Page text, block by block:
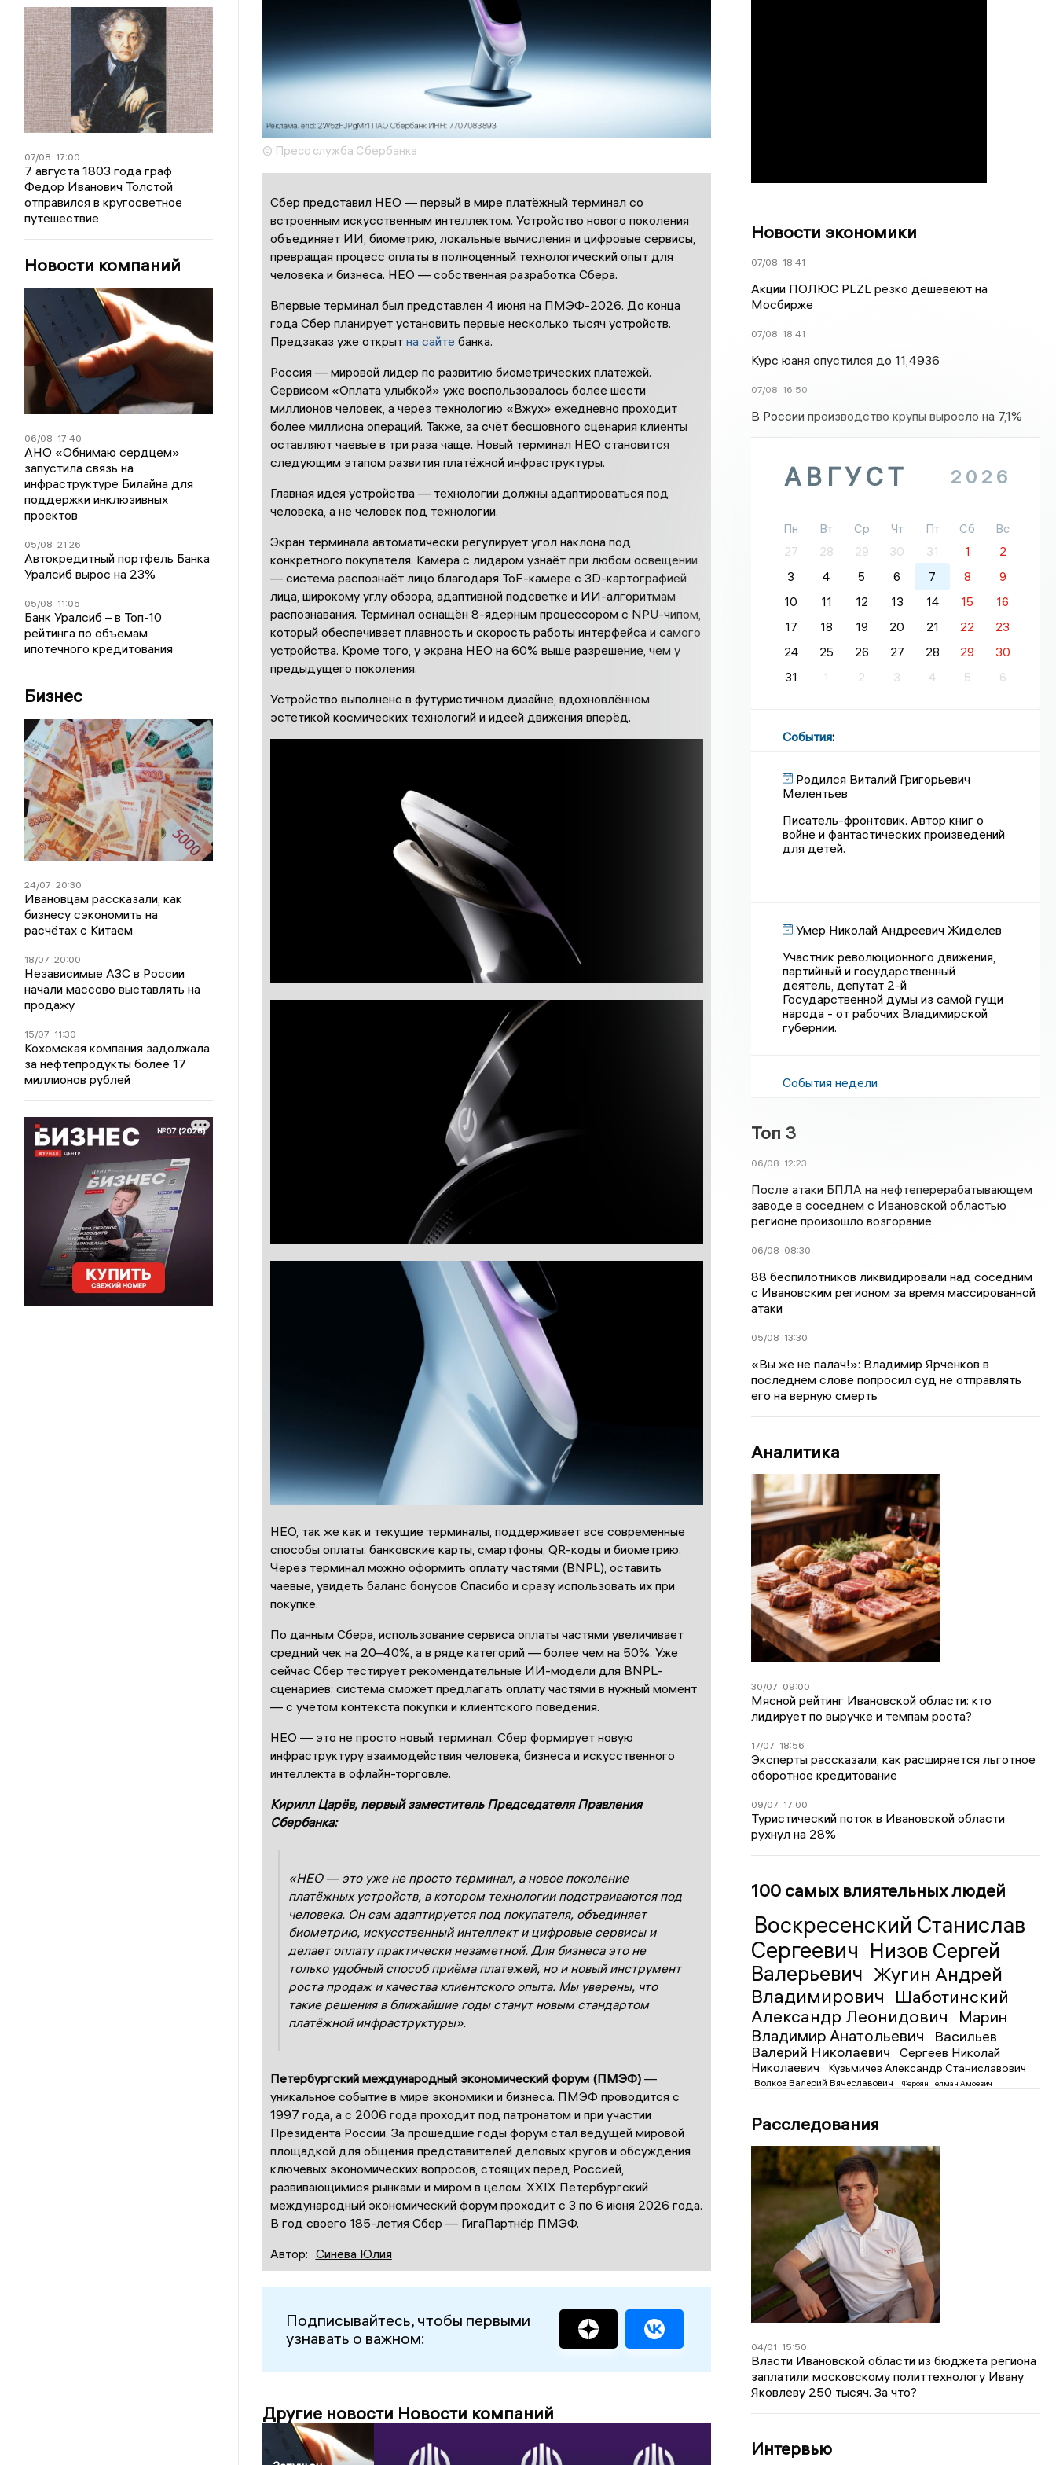
07/08 17:00
7 августа 1803 года граф
Федор Иванович Толстой
отправился в кругосветное
путешествие
Новости компаний
06/08 17:40
АНО «Обнимаю сердцем»
запустила связь на
инфраструктуре Билайна для
поддержки инклюзивных
проектов
05/08 21:26
Автокредитный портфель Банка
Уралсиб вырос на 23%
05/08 11:05
Банк Уралсиб – в Топ-10
рейтинга по объемам
ипотечного кредитования
Бизнес
24/07 20:30
Ивановцам рассказали, как
бизнесу сэкономить на
расчётах с Китаем
18/07 20:00
Независимые АЗС в России
начали массово выставлять на
продажу
15/07 11:30
Кохомская компания задолжала
за нефтепродукты более 17
миллионов рублей
© Пресс служба Сбербанка
Сбер представил НЕО — первый в мире платёжный терминал со
встроенным искусственным интеллектом. Устройство нового поколения
объединяет ИИ, биометрию, локальные вычисления и цифровые сервисы,
превращая процесс оплаты в полноценный технологический опыт для
человека и бизнеса. НЕО — собственная разработка Сбера.
Впервые терминал был представлен 4 июня на ПМЭФ-2026. До конца
года Сбер планирует установить первые несколько тысяч устройств.
Предзаказ уже открыт на сайте банка.
Россия — мировой лидер по развитию биометрических платежей.
Сервисом «Оплата улыбкой» уже воспользовалось более шести
миллионов человек, а через технологию «Вжух» ежедневно проходит
более миллиона операций. Также, за счёт бесшовного сценария клиенты
оставляют чаевые в три раза чаще. Новый терминал НЕО становится
следующим этапом развития платёжной инфраструктуры.
Главная идея устройства — технологии должны адаптироваться под
человека, а не человек под технологии.
Экран терминала автоматически регулирует угол наклона под
конкретного покупателя. Камера с лидаром узнаёт при любом освещении
— система распознаёт лицо благодаря ToF-камере с 3D-картографией
лица, широкому углу обзора, адаптивной подсветке и ИИ-алгоритмам
распознавания. Терминал оснащён 8-ядерным процессором с NPU-чипом,
который обеспечивает плавность и скорость работы интерфейса и самого
устройства. Кроме того, у экрана НЕО на 60% выше разрешение, чем у
предыдущего поколения.
Устройство выполнено в футуристичном дизайне, вдохновлённом
эстетикой космических технологий и идеей движения вперёд.
НЕО, так же как и текущие терминалы, поддерживает все современные
способы оплаты: банковские карты, смартфоны, QR-коды и биометрию.
Через терминал можно оформить оплату частями (BNPL), оставить
чаевые, увидеть баланс бонусов Спасибо и сразу использовать их при
покупке.
По данным Сбера, использование сервиса оплаты частями увеличивает
средний чек на 20–40%, а в ряде категорий — более чем на 50%. Уже
сейчас Сбер тестирует рекомендательные ИИ-модели для BNPL-
сценариев: система сможет предлагать оплату частями в нужный момент
— с учётом контекста покупки и клиентского поведения.
НЕО — это не просто новый терминал. Сбер формирует новую
инфраструктуру взаимодействия человека, бизнеса и искусственного
интеллекта в офлайн-торговле.
Кирилл Царёв, первый заместитель Председателя Правления
Сбербанка:
«НЕО — это уже не просто терминал, а новое поколение
платёжных устройств, в котором технологии подстраиваются под
человека. Он сам адаптируется под покупателя, объединяет
биометрию, искусственный интеллект и цифровые сервисы и
делает оплату практически незаметной. Для бизнеса это не
только удобный способ приёма платежей, но и новый инструмент
роста продаж и качества клиентского опыта. Мы уверены, что
такие решения в ближайшие годы станут новым стандартом
платёжной инфраструктуры».
Петербургский международный экономический форум (ПМЭФ)—
уникальное событие в мире экономики и бизнеса. ПМЭФ проводится с
1997 года, а с 2006 года проходит под патронатом и при участии
Президента России. За прошедшие годы форум стал ведущей мировой
площадкой для общения представителей деловых кругов и обсуждения
ключевых экономических вопросов, стоящих перед Россией,
развивающимися рынками и миром в целом. XXIX Петербургский
международный экономический форум проходит с 3 по 6 июня 2026 года.
В год своего 185-летия Сбер — ГигаПартнёр ПМЭФ.
Автор: Синева Юлия
Подписывайтесь, чтобы первыми
узнавать о важном:
Другие новости Новости компаний
Новости экономики
07/08 18:41
Акции ПОЛЮС PLZL резко дешевеют на
Мосбирже
07/08 18:41
Курс юаня опустился до 11,4936
07/08 16:50
В России производство крупы выросло на 7,1%
АВГУСТ 2026
Пн Вт Ср Чт Пт Сб
Вс
27
28 29 30 31 1
2
3
4 5 6 7 8
9
10
11 12 13 14 15
16
17
18 19 20 21 22
23
24
25 26 27 28 29
30
31
1 2 3 4 5 6
События:
Родился Виталий Григорьевич
Мелентьев
Писатель-фронтовик. Автор книг о
войне и фантастических произведений
для детей.
Умер Николай Андреевич Жиделев
Участник революционного движения,
партийный и государственный
деятель, депутат 2-й
Государственной думы из самой гущи
народа - от рабочих Владимирской
губернии.
События недели
Топ 3
06/08 12:23
После атаки БПЛА на нефтеперерабатывающем
заводе в соседнем с Ивановской областью
регионе произошло возгорание
06/08 08:30
88 беспилотников ликвидировали над соседним
с Ивановским регионом за время массированной
атаки
05/08 13:30
«Вы же не палач!»: Владимир Ярченков в
последнем слове попросил суд не отправлять
его на верную смерть
Аналитика
30/07 09:00
Мясной рейтинг Ивановской области: кто
лидирует по выручке и темпам роста?
17/07 18:56
Эксперты рассказали, как расширяется льготное
оборотное кредитование
09/07 17:00
Туристический поток в Ивановской области
рухнул на 28%
100 самых влиятельных людей
Воскресенский Станислав
Сергеевич Низов Сергей
Валерьевич Жугин Андрей
Владимирович
Шаботинский
Александр Леонидович
Марин
Владимир Анатольевич
Васильев
Валерий Николаевич
Сергеев Николай
Николаевич
Кузьмичев Александр Станиславович
Волков Валерий Вячеславович Фероян Телман Амоевич
Расследования
04/01 15:50
Власти Ивановской области из бюджета региона
заплатили московскому политтехнологу Ивану
Яковлеву 250 тысяч. За что?
Интервью